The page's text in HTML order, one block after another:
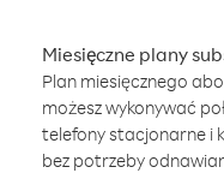
Miesięczne plany
Plan miesięcznego
możesz wykonywać
telefony stacjonarne i
bez potrzeby